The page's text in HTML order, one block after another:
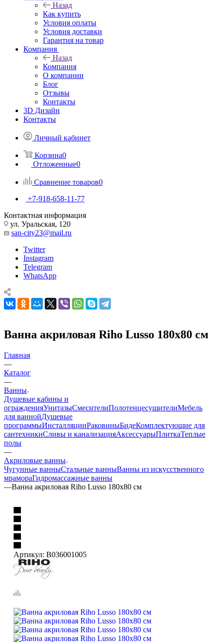
Сервес Профи на связи
Блог
Бренды
Как купить
Назад
Как купить
Условия оплаты
Условия доставки
Гарантия на товар
Компания
Назад
Компания
О компании
Блог
Контакты
Контакты
Отложенные0
Сравнение товаров
+7-918-658-11-77
Контактная информация
ул. Уральская, 120
san-city23@mail.ru
Telegram
WhatsApp
Ванна акриловая Riho Lusso 180х80 см
Главная
—
Каталог
—
Ванны
Душевые кабины и
ограждения
для ванной
программыИнсталляции
сантехникиСливы и канализацияАксессуарыПлиткаТеплые
полы
—
мрамора
Ванна акриловая Riho Lusso 180х80 см
Артикул: